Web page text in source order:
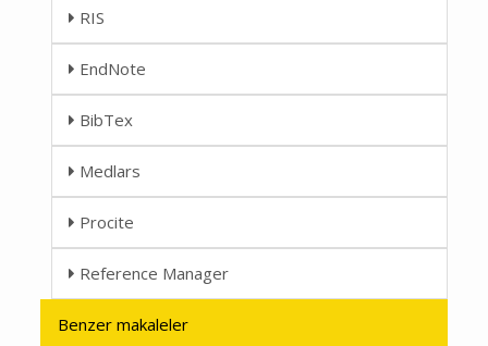
RIS
EndNote
BibTex
Medlars
Procite
Reference Manager
Benzer makaleler